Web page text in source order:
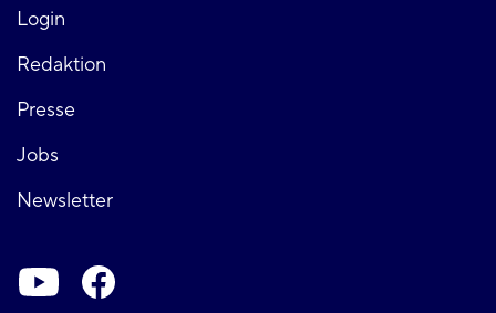
Login
Fußzeile
rechts
Redaktion
Presse
Jobs
Newsletter
Soziale-